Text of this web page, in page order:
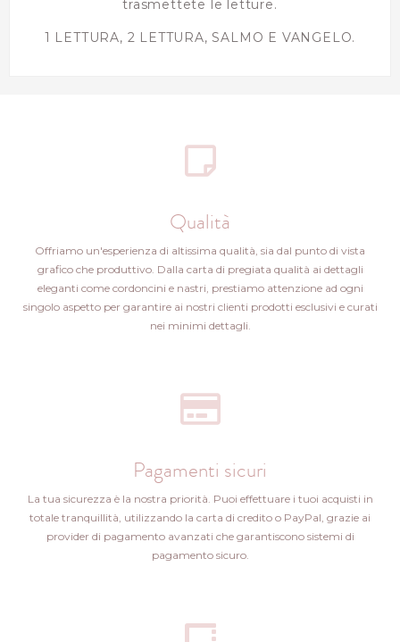
trasmettete le letture.
1 LETTURA, 2 LETTURA, SALMO E VANGELO.
Qualità
Offriamo un'esperienza di altissima qualità, sia dal punto di vista
grafico che produttivo. Dalla carta di pregiata qualità ai dettagli
eleganti come cordoncini e nastri, prestiamo attenzione ad ogni
singolo aspetto per garantire ai nostri clienti prodotti esclusivi e curati
nei minimi dettagli.
Pagamenti sicuri
La tua sicurezza è la nostra priorità. Puoi effettuare i tuoi acquisti in
totale tranquillità, utilizzando la carta di credito o PayPal, grazie ai
provider di pagamento avanzati che garantiscono sistemi di
pagamento sicuro.